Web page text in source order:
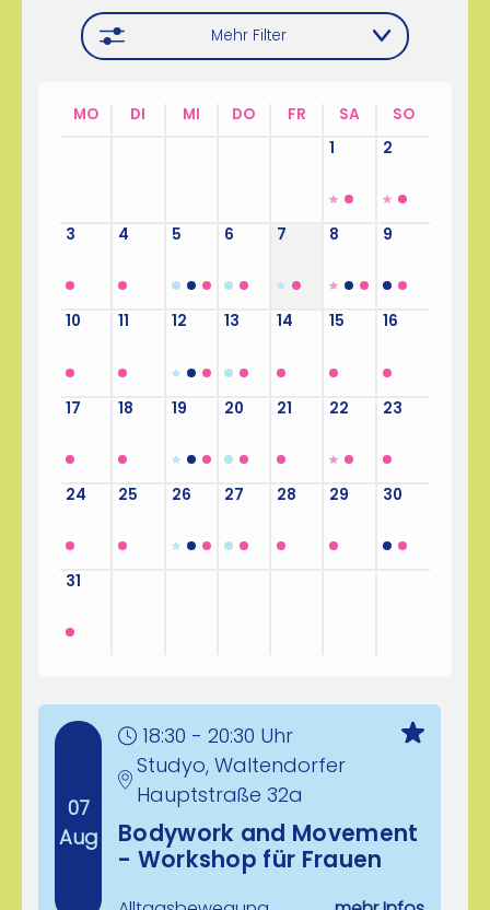
MO DI MI DO FR SA
SO
1 2
3 4 5 6 7 8 9
10 11 12 13 14 15 16
17 18 19 20 21 22 23
24 25 26 27 28 29 30
31
Mehr Filter
07
Aug
18:30 - 20:30 Uhr
Studyo, Waltendorfer
Hauptstraße 32a
Bodywork and Movement
- Workshop für Frauen